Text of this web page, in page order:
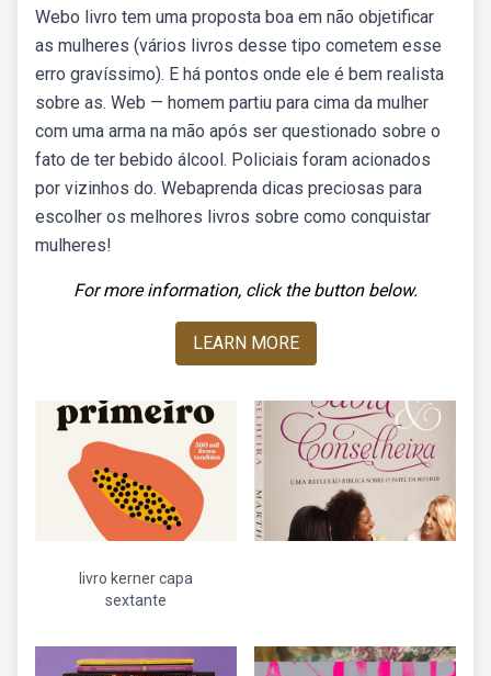
Webo livro tem uma proposta boa em não objetificar
as mulheres (vários livros desse tipo cometem esse
erro gravíssimo). E há pontos onde ele é bem realista
sobre as. Web — homem partiu para cima da mulher
com uma arma na mão após ser questionado sobre o
fato de ter bebido álcool. Policiais foram acionados
por vizinhos do. Webaprenda dicas preciosas para
escolher os melhores livros sobre como conquistar
mulheres!
For more information, click the button below.
LEARN MORE
livro kerner capa
sextante